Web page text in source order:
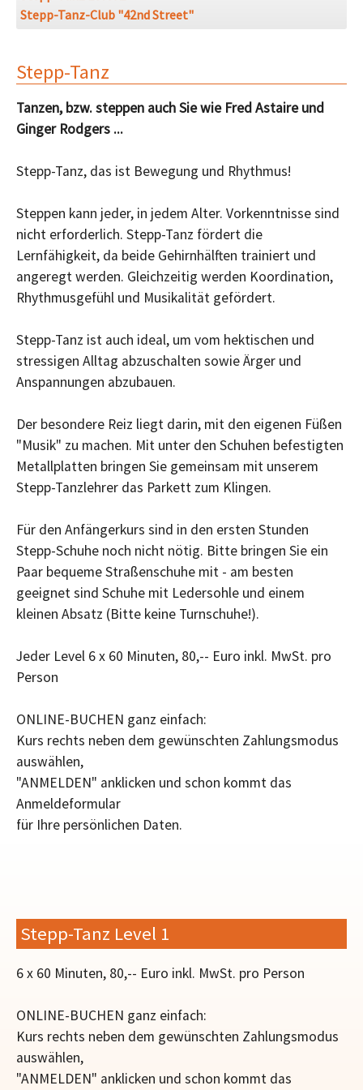
Stepp-Tanz-Club "42nd Street"
Stepp-Tanz
Tanzen, bzw. steppen auch Sie wie Fred Astaire und
Ginger Rodgers ...
Stepp-Tanz, das ist Bewegung und Rhythmus!
Steppen kann jeder, in jedem Alter. Vorkenntnisse sind
nicht erforderlich. Stepp-Tanz fördert die
Lernfähigkeit, da beide Gehirnhälften trainiert und
angeregt werden. Gleichzeitig werden Koordination,
Rhythmusgefühl und Musikalität gefördert.
Stepp-Tanz ist auch ideal, um vom hektischen und
stressigen Alltag abzuschalten sowie Ärger und
Anspannungen abzubauen.
Der besondere Reiz liegt darin, mit den eigenen Füßen
"Musik" zu machen. Mit unter den Schuhen befestigten
Metallplatten bringen Sie gemeinsam mit unserem
Stepp-Tanzlehrer das Parkett zum Klingen.
Für den Anfängerkurs sind in den ersten Stunden
Stepp-Schuhe noch nicht nötig. Bitte bringen Sie ein
Paar bequeme Straßenschuhe mit - am besten
geeignet sind Schuhe mit Ledersohle und einem
kleinen Absatz (Bitte keine Turnschuhe!).
Jeder Level 6 x 60 Minuten, 80,-- Euro inkl. MwSt. pro
Person
ONLINE-BUCHEN ganz einfach:
Kurs rechts neben dem gewünschten Zahlungsmodus
auswählen,
"ANMELDEN" anklicken und schon kommt das
Anmeldeformular
für Ihre persönlichen Daten.
Stepp-Tanz Level 1
6 x 60 Minuten, 80,-- Euro inkl. MwSt. pro Person
ONLINE-BUCHEN ganz einfach:
Kurs rechts neben dem gewünschten Zahlungsmodus
auswählen,
"ANMELDEN" anklicken und schon kommt das